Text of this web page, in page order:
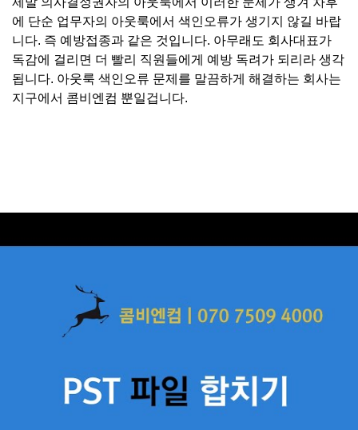
에 단순 업무자의 아웃룩에서 색인오류가 생기지 않길 바랍
니다. 즉 예방접종과 같은 것입니다. 아무래도 회사대표가
독감에 걸리면 더 빨리 직원들에게 예방 독려가 되리라 생각
됩니다. 아웃룩 색인오류 문제를 말끔하게 해결하는 회사는
지구에서 콤비엔컴 뿐일겁니다.